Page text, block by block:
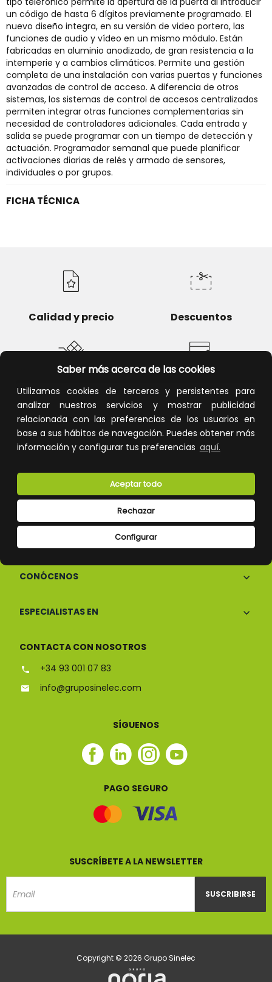
Saber más acerca de las cookies
Utilizamos cookies de terceros y persistentes para
analizar nuestros servicios y mostrar publicidad
relacionada con las preferencias de los usuarios en
base a sus hábitos de navegación. Puedes obtener más
información y configurar tus preferencias aquí.
Configurar
Rechazar
Aceptar todo
un código de hasta 6 dígitos previamente programado. El
nuevo diseño integra, en su versión de video portero, las
funciones de audio y vídeo en un mismo módulo. Están
fabricadas en aluminio anodizado, de gran resistencia a la
intemperie y a cambios climáticos. Permite una gestión
completa de una instalación con varias puertas y funciones
avanzadas de control de acceso. A diferencia de otros
sistemas, los sistemas de control de accesos centralizados
permiten integrar otras funciones complementarias sin
necesidad de controladores adicionales. Cada entrada y
salida se puede programar con un tiempo de detección y
actuación. Programador semanal que puede planificar
activaciones diarias de relés y armado de sensores,
individuales o por grupos.
FICHA TÉCNICA
Calidad y precio Descuentos
Devoluciones Pago seguro
CONÓCENOS
ESPECIALISTAS EN
CONTACTA CON NOSOTROS
+34 93 001 07 83
info@gruposinelec.com
SÍGUENOS
Facebook
Linkedin
Instagram
Youtube
PAGO SEGURO
SUSCRÍBETE A LA NEWSLETTER
SUSCRIBIRSE
Copyright © 2026 Grupo Sinelec